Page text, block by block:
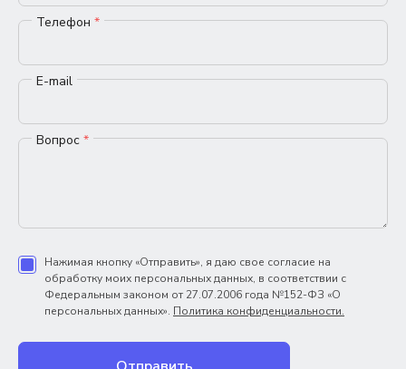
Телефон *
E-mail
Вопрос *
Нажимая кнопку «Отправить», я даю свое согласие на
обработку моих персональных данных, в соответствии с
Федеральным законом от 27.07.2006 года №152-ФЗ «О
персональных данных». Политика конфиденциальности.